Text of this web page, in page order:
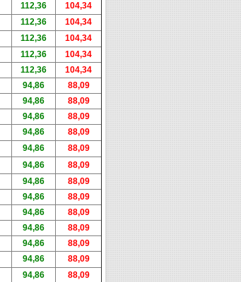
112,36
104,34
112,36
104,34
112,36
104,34
112,36
104,34
112,36
104,34
94,86
88,09
94,86
88,09
94,86
88,09
94,86
88,09
94,86
88,09
94,86
88,09
94,86
88,09
94,86
88,09
94,86
88,09
94,86
88,09
94,86
88,09
94,86
88,09
94,86
88,09